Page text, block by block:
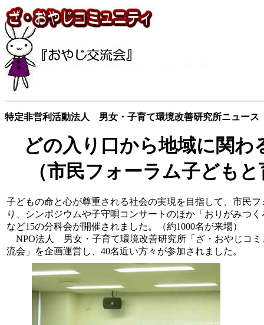
特定非営利活動法人 男女・子育て環境改善研究所ニュー
どの入り口から地域に関
（市民フォーラム子どもと
子どもの命と心が尊重される社会の実現を目指して、市民
り、シンポジウムや子守唄コンサートのほか「おりがみつ
など15の分科会が開催されました。（約1000名が来場）
NPO法人 男女・子育て環境改善研究所「ざ・おやじコミ
流会」を企画運営し、40名近い方々が参加されました。